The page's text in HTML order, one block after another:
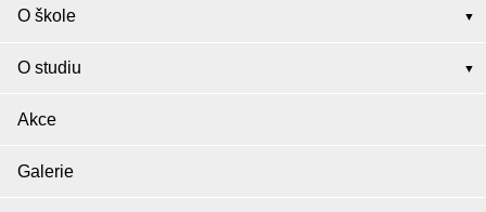
O škole
O studiu
Akce
Galerie